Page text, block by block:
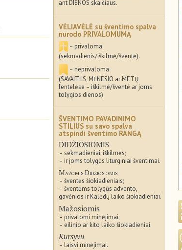
ant DIENOS skaičiaus.
VĖLIAVĖLĖ su šventimo spalva
nurodo PRIVALOMUMĄ
– privaloma
(sekmadienis/iškilmė/šventė).
– neprivaloma
(SAVAITĖS, MĖNESIO ar METŲ
lentelėse – iškilmė/šventė ar joms
tolygios dienos).
ŠVENTIMO PAVADINIMO
STILIUS su savo spalva
atspindi šventimo RANGĄ
DIDŽIOSIOMIS
– sekmadieniai, iškilmės;
– ir joms tolygūs liturginiai šventimai.
Mažomis Didžiosiomis
– šventės šiokiadieniais;
– šventėms tolygūs advento,
gavėnios ir Kalėdų laiko šiokiadieniai.
Mažosiomis
– privalomi minėjimai;
– eilinio ar kito laiko šiokiadieniai.
Kursyvu
– laisvi minėjimai.